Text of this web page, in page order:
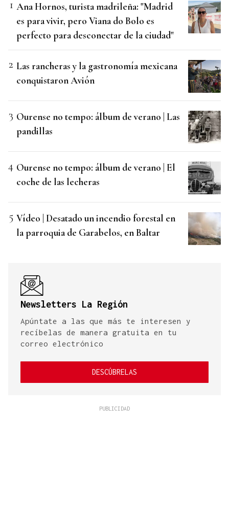
Ana Hornos, turista madrileña: "Madrid
es para vivir, pero Viana do Bolo es
perfecto para desconectar de la ciudad"
Las rancheras y la gastronomía mexicana
conquistaron Avión
Ourense no tempo: álbum de verano | Las
pandillas
Ourense no tempo: álbum de verano | El
coche de las lecheras
Vídeo | Desatado un incendio forestal en
la parroquia de Garabelos, en Baltar
Newsletters La Región
Apúntate a las que más te interesen y
recíbelas de manera gratuita en tu
correo electrónico
DESCÚBRELAS